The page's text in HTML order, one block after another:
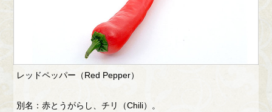
レッドペッパー（Red Pepper）
別名：赤とうがらし、チリ（Chili）。